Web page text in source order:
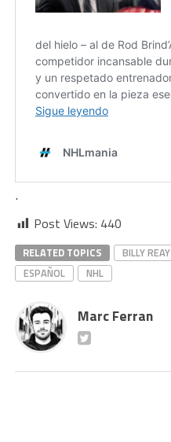
.
Post Views: 440
RELATED TOPICS BILLY REAY
ESPAÑOL
NHL
Marc Ferran